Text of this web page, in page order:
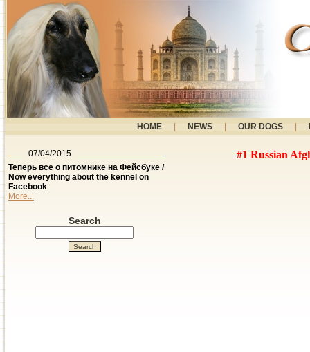
HOME NEWS OUR DOGS
07/04/2015
Теперь все о питомнике на Фейсбуке /
Now everything about the kennel on
Facebook
More...
Search
#1 Russian Afghan